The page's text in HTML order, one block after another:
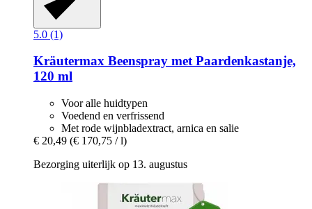
5.0 (1)
Kräutermax Beenspray met Paardenkastanje,
120 ml
Voor alle huidtypen
Voedend en verfrissend
Met rode wijnbladextract, arnica en salie
€ 20,49 (€ 170,75 / l)
Bezorging uiterlijk op 13. augustus